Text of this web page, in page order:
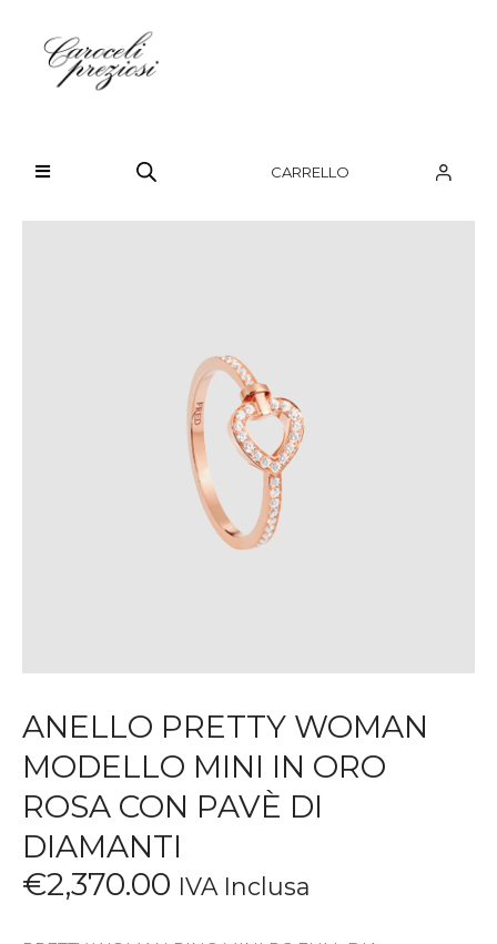
CARRELLO
CHI SIAMO
BRAND
CONTATTI
ANELLO PRETTY WOMAN
MODELLO MINI IN ORO
ROSA CON PAVÈ DI
DIAMANTI
€2,370.00 IVA Inclusa